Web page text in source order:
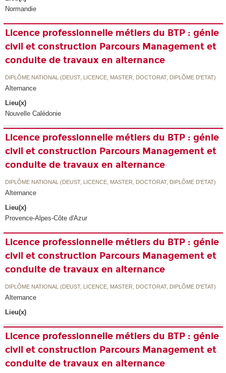
Normandie
Licence professionnelle métiers du BTP : génie
civil et construction Parcours Management et
conduite de travaux en alternance
DIPLÔME NATIONAL (DEUST, LICENCE, MASTER, DOCTORAT, DIPLÔME D'ETAT)
Alternance
Lieu(x)
Nouvelle Calédonie
Licence professionnelle métiers du BTP : génie
civil et construction Parcours Management et
conduite de travaux en alternance
DIPLÔME NATIONAL (DEUST, LICENCE, MASTER, DOCTORAT, DIPLÔME D'ETAT)
Alternance
Lieu(x)
Provence-Alpes-Côte d'Azur
Licence professionnelle métiers du BTP : génie
civil et construction Parcours Management et
conduite de travaux en alternance
DIPLÔME NATIONAL (DEUST, LICENCE, MASTER, DOCTORAT, DIPLÔME D'ETAT)
Alternance
Lieu(x)
Licence professionnelle métiers du BTP : génie
civil et construction Parcours Management et
conduite de travaux en alternance